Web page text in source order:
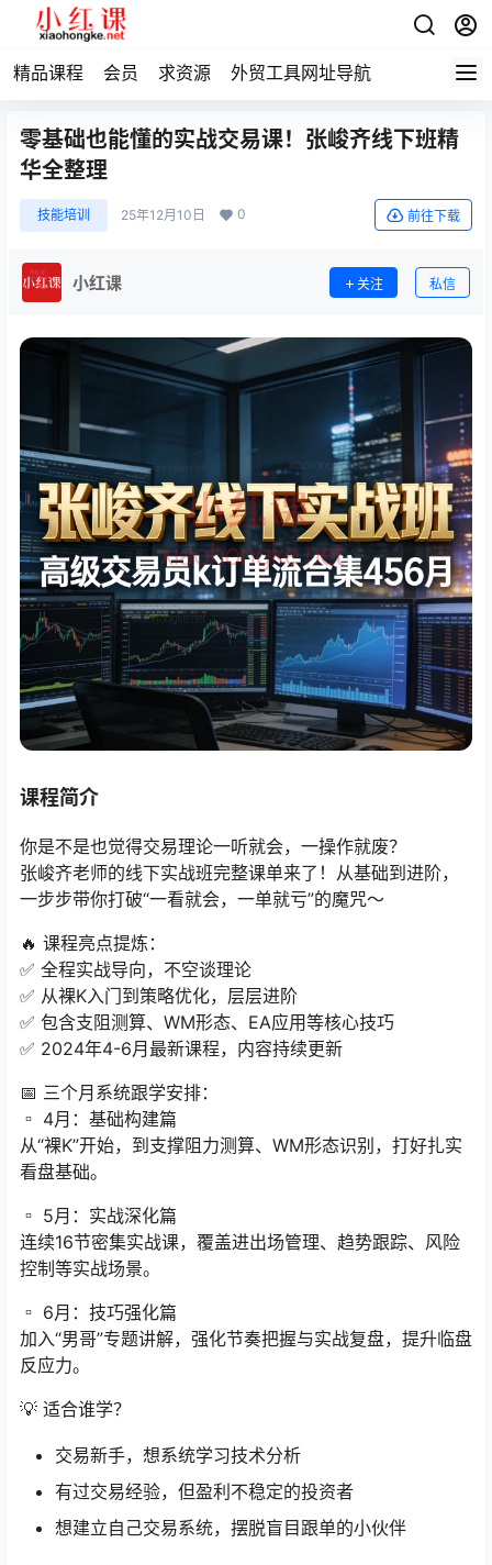
精品课程 会员 求资源 外贸工具网址导航
零基础也能懂的实战交易课！张峻齐线下班精
华全整理
技能培训 25年12月10日 0 前往下载
小红课 关注 私信
课程简介
你是不是也觉得交易理论一听就会，一操作就废？
张峻齐老师的线下实战班完整课单来了！从基础到进阶，
一步步带你打破“一看就会，一单就亏”的魔咒～
🔥 课程亮点提炼：
✅ 全程实战导向，不空谈理论
✅ 从裸K入门到策略优化，层层进阶
✅ 包含支阻测算、WM形态、EA应用等核心技巧
✅ 2024年4-6月最新课程，内容持续更新
📅 三个月系统跟学安排：
▫️ 4月：基础构建篇
从“裸K”开始，到支撑阻力测算、WM形态识别，打好扎实
看盘基础。
▫️ 5月：实战深化篇
连续16节密集实战课，覆盖进出场管理、趋势跟踪、风险
控制等实战场景。
▫️ 6月：技巧强化篇
加入“男哥”专题讲解，强化节奏把握与实战复盘，提升临盘
反应力。
💡 适合谁学？
交易新手，想系统学习技术分析
有过交易经验，但盈利不稳定的投资者
想建立自己交易系统，摆脱盲目跟单的小伙伴